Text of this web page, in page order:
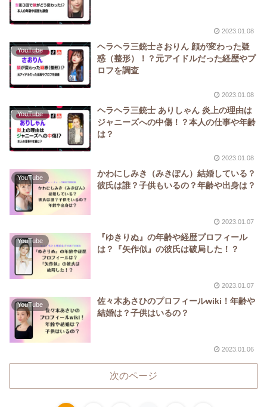
2023.01.08
YouTube
ヘラヘラ三銃士さおりん 顔が変わった疑
惑（整形）！？元アイドルだった経歴やプ
ロフを調査
2023.01.08
YouTube
ヘラヘラ三銃士 ありしゃん 炎上の理由は
ジャニーズへの中傷！？本人の仕事や年齢
は？
2023.01.08
YouTube
かわにしみき（みきぽん）結婚している？
彼氏は誰？子供もいるの？年齢や出身は？
2023.01.07
YouTube
『ゆきりぬ』の年齢や経歴プロフィール
は？『矢作似』の彼氏は破局した！？
2023.01.07
YouTube
佐々木あさひのプロフィールwiki！年齢や
結婚は？子供はいるの？
2023.01.06
次のページ